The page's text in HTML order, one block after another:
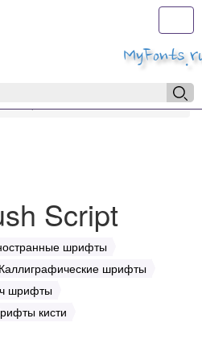
Script
шрифты
Каллиграфические шрифты
шрифты
кисти